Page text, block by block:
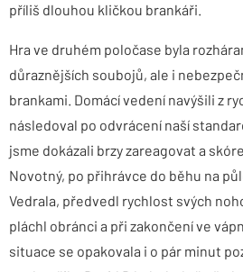
příliš dlouhou kličkou brankáři.
Hra ve druhém poločase byla
důraznějších soubojů, ale i
brankami. Domácí vedení navýšili z
následoval po odvrácení naší
jsme dokázali brzy zareagovat a
Novotný, po přihrávce do běhu na
Vedrala, předvedl rychlost svých
pláchl obránci a při zakončení ve
situace se opakovala i o pár minut